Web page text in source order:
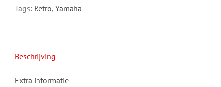
titanium
Tags: Retro, Yamaha
Beschrijving
Extra informatie